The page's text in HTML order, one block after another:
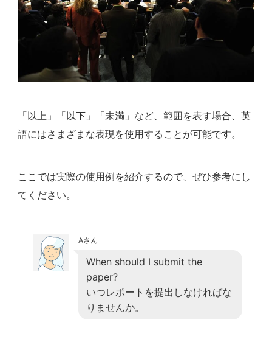
「以上」「以下」「未満」など、範囲を表す場合、英
語にはさまざまな表現を使用することが可能です。
ここでは実際の使用例を紹介するので、ぜひ参考にし
てください。
Aさん
When should I submit the
paper?
いつレポートを提出しなければな
りませんか。